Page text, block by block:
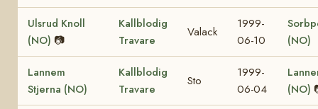
Ulsrud Knoll
(NO) 📷
Kallblodig
Travare
Valack
1999-
06-10
(NO)
Lannem
Stjerna (NO)
Kallblodig
Travare
Sto
1999-
06-04
(NO)